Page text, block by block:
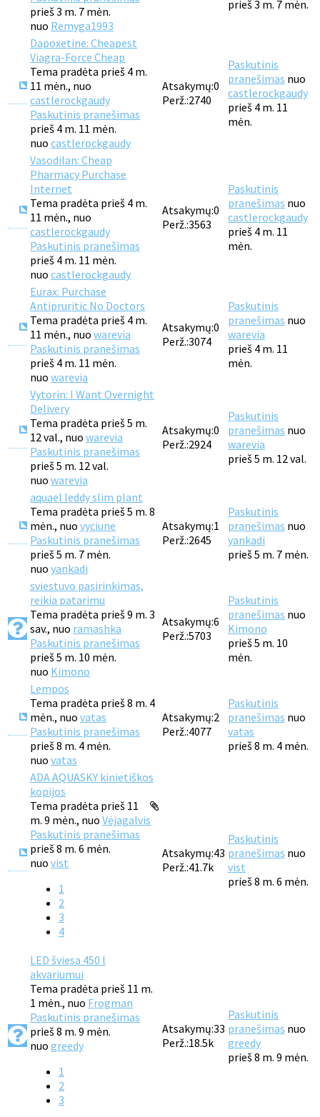
prieš 3 m. 7 mėn.
nuo Remyga1993
prieš 3 m. 7 mėn.
Dapoxetine: Cheapest
Viagra-Force Cheap
Tema pradėta prieš 4 m.
11 mėn., nuo
castlerockgaudy
Paskutinis pranešimas
prieš 4 m. 11 mėn.
nuo castlerockgaudy
Atsakymų:0
Perž.:2740
Paskutinis
pranešimas nuo
castlerockgaudy
prieš 4 m. 11
mėn.
Vasodilan: Cheap
Pharmacy Purchase
Internet
Tema pradėta prieš 4 m.
11 mėn., nuo
castlerockgaudy
Paskutinis pranešimas
prieš 4 m. 11 mėn.
nuo castlerockgaudy
Atsakymų:0
Perž.:3563
Paskutinis
pranešimas nuo
castlerockgaudy
prieš 4 m. 11
mėn.
Eurax: Purchase
Antipruritic No Doctors
Tema pradėta prieš 4 m.
11 mėn., nuo warevia
Paskutinis pranešimas
prieš 4 m. 11 mėn.
nuo warevia
Atsakymų:0
Perž.:3074
Paskutinis
pranešimas nuo
warevia
prieš 4 m. 11
mėn.
Vytorin: I Want Overnight
Delivery
Tema pradėta prieš 5 m.
12 val., nuo warevia
Paskutinis pranešimas
prieš 5 m. 12 val.
nuo warevia
Atsakymų:0
Perž.:2924
Paskutinis
pranešimas nuo
warevia
prieš 5 m. 12 val.
aquael leddy slim plant
Tema pradėta prieš 5 m. 8
mėn., nuo vyciune
Paskutinis pranešimas
prieš 5 m. 7 mėn.
nuo yankadi
Atsakymų:1
Perž.:2645
Paskutinis
pranešimas nuo
yankadi
prieš 5 m. 7 mėn.
sviestuvo pasirinkimas,
reikia patarimu
Tema pradėta prieš 9 m. 3
sav., nuo ramashka
Paskutinis pranešimas
prieš 5 m. 10 mėn.
nuo Kimono
Atsakymų:6
Perž.:5703
Paskutinis
pranešimas nuo
Kimono
prieš 5 m. 10
mėn.
Lempos
Tema pradėta prieš 8 m. 4
mėn., nuo vatas
Paskutinis pranešimas
prieš 8 m. 4 mėn.
nuo vatas
Atsakymų:2
Perž.:4077
Paskutinis
pranešimas nuo
vatas
prieš 8 m. 4 mėn.
ADA AQUASKY kinietiškos
kopijos
Tema pradėta prieš 11
m. 9 mėn., nuo Vėjagalvis
Paskutinis pranešimas
prieš 8 m. 6 mėn.
nuo vist
1
2
3
4
Atsakymų:43
Perž.:41.7k
Paskutinis
pranešimas nuo
vist
prieš 8 m. 6 mėn.
LED šviesa 450 l
akvariumui
Tema pradėta prieš 11 m.
1 mėn., nuo Frogman
Paskutinis pranešimas
prieš 8 m. 9 mėn.
nuo greedy
1
2
3
Atsakymų:33
Perž.:18.5k
Paskutinis
pranešimas nuo
greedy
prieš 8 m. 9 mėn.